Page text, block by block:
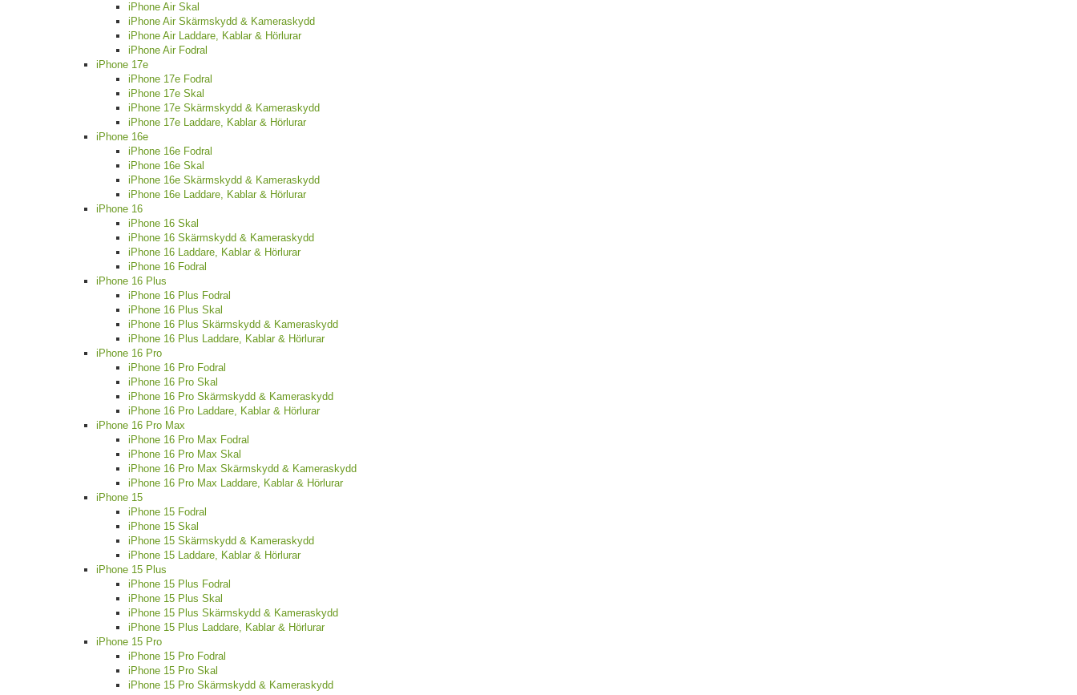
iPhone Air Skal
iPhone Air Skärmskydd & Kameraskydd
iPhone Air Laddare, Kablar & Hörlurar
iPhone Air Fodral
iPhone 17e
iPhone 17e Fodral
iPhone 17e Skal
iPhone 17e Skärmskydd & Kameraskydd
iPhone 17e Laddare, Kablar & Hörlurar
iPhone 16e
iPhone 16e Fodral
iPhone 16e Skal
iPhone 16e Skärmskydd & Kameraskydd
iPhone 16e Laddare, Kablar & Hörlurar
iPhone 16
iPhone 16 Skal
iPhone 16 Skärmskydd & Kameraskydd
iPhone 16 Laddare, Kablar & Hörlurar
iPhone 16 Fodral
iPhone 16 Plus
iPhone 16 Plus Fodral
iPhone 16 Plus Skal
iPhone 16 Plus Skärmskydd & Kameraskydd
iPhone 16 Plus Laddare, Kablar & Hörlurar
iPhone 16 Pro
iPhone 16 Pro Fodral
iPhone 16 Pro Skal
iPhone 16 Pro Skärmskydd & Kameraskydd
iPhone 16 Pro Laddare, Kablar & Hörlurar
iPhone 16 Pro Max
iPhone 16 Pro Max Fodral
iPhone 16 Pro Max Skal
iPhone 16 Pro Max Skärmskydd & Kameraskydd
iPhone 16 Pro Max Laddare, Kablar & Hörlurar
iPhone 15
iPhone 15 Fodral
iPhone 15 Skal
iPhone 15 Skärmskydd & Kameraskydd
iPhone 15 Laddare, Kablar & Hörlurar
iPhone 15 Plus
iPhone 15 Plus Fodral
iPhone 15 Plus Skal
iPhone 15 Plus Skärmskydd & Kameraskydd
iPhone 15 Plus Laddare, Kablar & Hörlurar
iPhone 15 Pro
iPhone 15 Pro Fodral
iPhone 15 Pro Skal
iPhone 15 Pro Skärmskydd & Kameraskydd